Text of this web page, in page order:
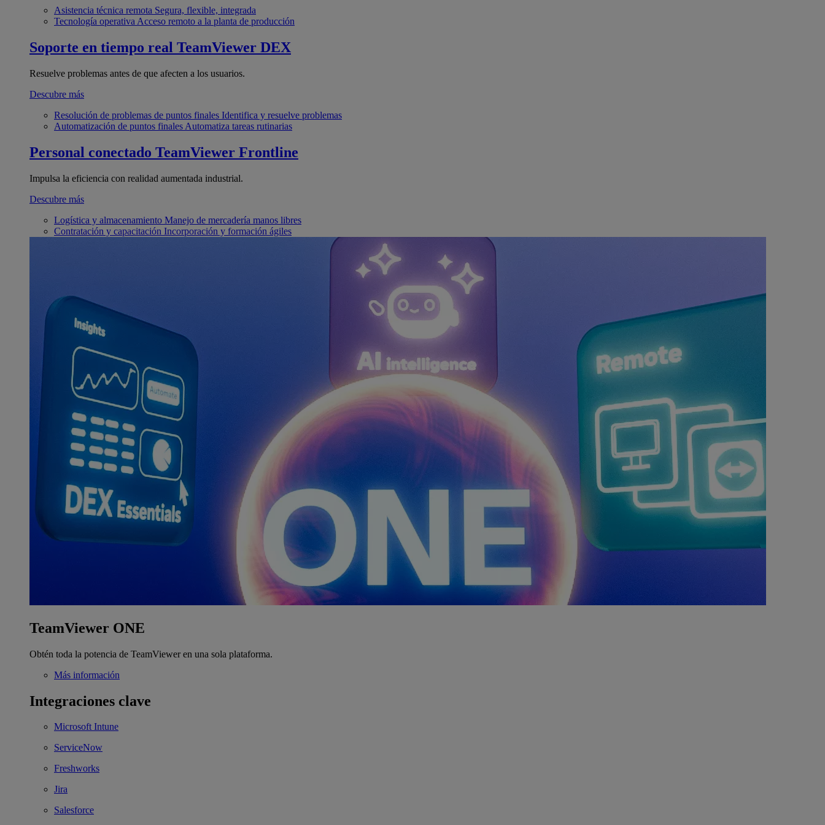
Asistencia técnica remota Segura, flexible, integrada
Tecnología operativa Acceso remoto a la planta de producción
Soporte en tiempo real TeamViewer DEX
Resuelve problemas antes de que afecten a los usuarios.
Descubre más
Resolución de problemas de puntos finales Identifica y resuelve problemas
Automatización de puntos finales Automatiza tareas rutinarias
Personal conectado TeamViewer Frontline
Impulsa la eficiencia con realidad aumentada industrial.
Descubre más
Logística y almacenamiento Manejo de mercadería manos libres
Contratación y capacitación Incorporación y formación ágiles
TeamViewer ONE
Obtén toda la potencia de TeamViewer en una sola plataforma.
Más información
Integraciones clave
Microsoft Intune
ServiceNow
Freshworks
Jira
Salesforce